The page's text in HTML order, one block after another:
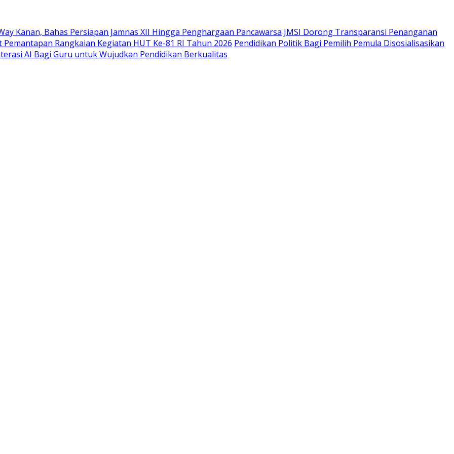
Kanan, Bahas Persiapan Jamnas XII Hingga Penghargaan Pancawarsa JMSI Dorong Transparansi Penanganan
Pemantapan Rangkaian Kegiatan HUT Ke-81 RI Tahun 2026 Pendidikan Politik Bagi Pemilih Pemula Disosialisasikan
AI Bagi Guru untuk Wujudkan Pendidikan Berkualitas